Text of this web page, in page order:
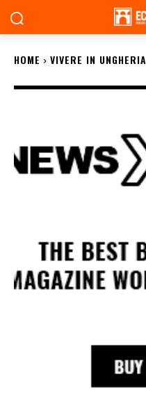
HOME VIVERE IN UNGHERIA